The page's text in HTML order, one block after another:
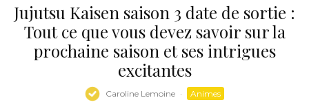
Jujutsu Kaisen saison 3 date de sortie :
Tout ce que vous devez savoir sur la
prochaine saison et ses intrigues
excitantes
Caroline Lemoine · Animes